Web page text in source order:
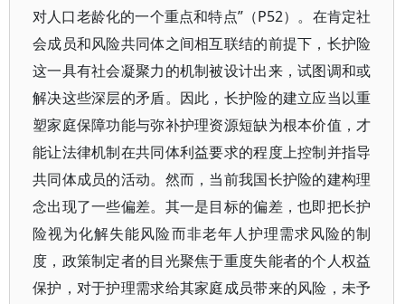
对人口老龄化的一个重点和特点”（P52）。在肯定社
会成员和风险共同体之间相互联结的前提下，长护险
这一具有社会凝聚力的机制被设计出来，试图调和或
解决这些深层的矛盾。因此，长护险的建立应当以重
塑家庭保障功能与弥补护理资源短缺为根本价值，才
能让法律机制在共同体利益要求的程度上控制并指导
共同体成员的活动。然而，当前我国长护险的建构理
念出现了一些偏差。其一是目标的偏差，也即把长护
险视为化解失能风险而非老年人护理需求风险的制
度，政策制定者的目光聚焦于重度失能者的个人权益
保护，对于护理需求给其家庭成员带来的风险，未予